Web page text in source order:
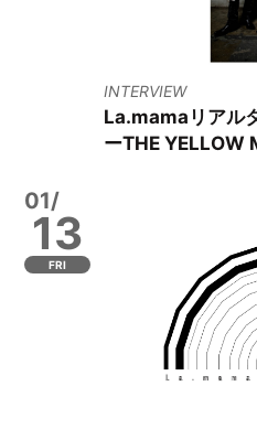
INTERVIEW
La.mamaリアル
ーTHE YELLOW
01/
13
FRI